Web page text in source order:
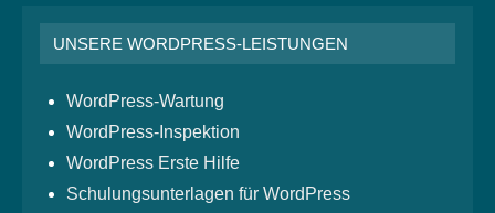
UNSERE WORDPRESS-LEISTUNGEN
WordPress-Wartung
WordPress-Inspektion
WordPress Erste Hilfe
Schulungsunterlagen für WordPress